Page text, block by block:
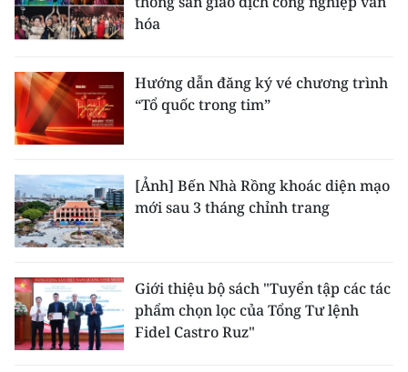
hóa
Hướng dẫn đăng ký vé chương trình
“Tổ quốc trong tim”
[Ảnh] Bến Nhà Rồng khoác diện mạo
mới sau 3 tháng chỉnh trang
Giới thiệu bộ sách "Tuyển tập các tác
phẩm chọn lọc của Tổng Tư lệnh
Fidel Castro Ruz"